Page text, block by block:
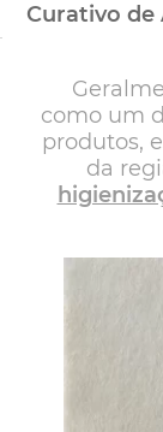
Curativo de
como um
produtos,
da